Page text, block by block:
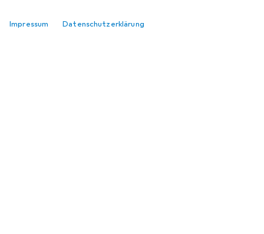
Impressum Datenschutzerklärung